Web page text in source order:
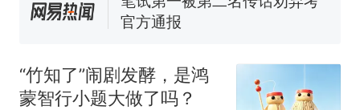
热 那个在床头放菜刀的女孩，
因老师一句“跟我回家”改写了
“竹知了”闹剧发酵，是鸿
蒙智行小题大做了吗？